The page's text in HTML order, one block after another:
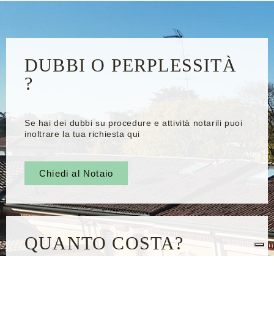
DUBBI O PERPLESSITÀ
?
Se hai dei dubbi su procedure e attività notarili puoi
inoltrare la tua richiesta qui
Chiedi al Notaio
QUANTO COSTA?